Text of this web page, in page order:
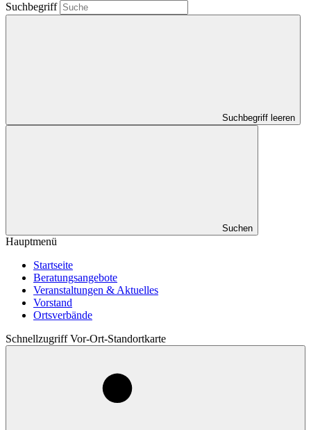
Suchbegriff
Suchbegriff leeren
Suchen
Hauptmenü
Startseite
Beratungsangebote
Veranstaltungen & Aktuelles
Vorstand
Ortsverbände
Schnellzugriff Vor-Ort-Standortkarte